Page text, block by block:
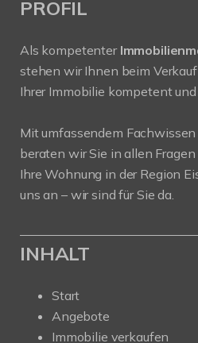
PROFIL
Als kompetenter
stehen wir Ihnen beim
Ihrer Immobilie kompetent und
Mit umfassendem
beraten wir Sie in allen Fragen
Ihre Wohnung in der Region
uns an – wir sind für Sie da.
INHALT
Start
Angebote
Immobilie verkaufen